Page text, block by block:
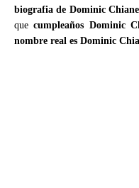
biografia de Dominic
quecumpleaños Dominic
nombre real es Dominic